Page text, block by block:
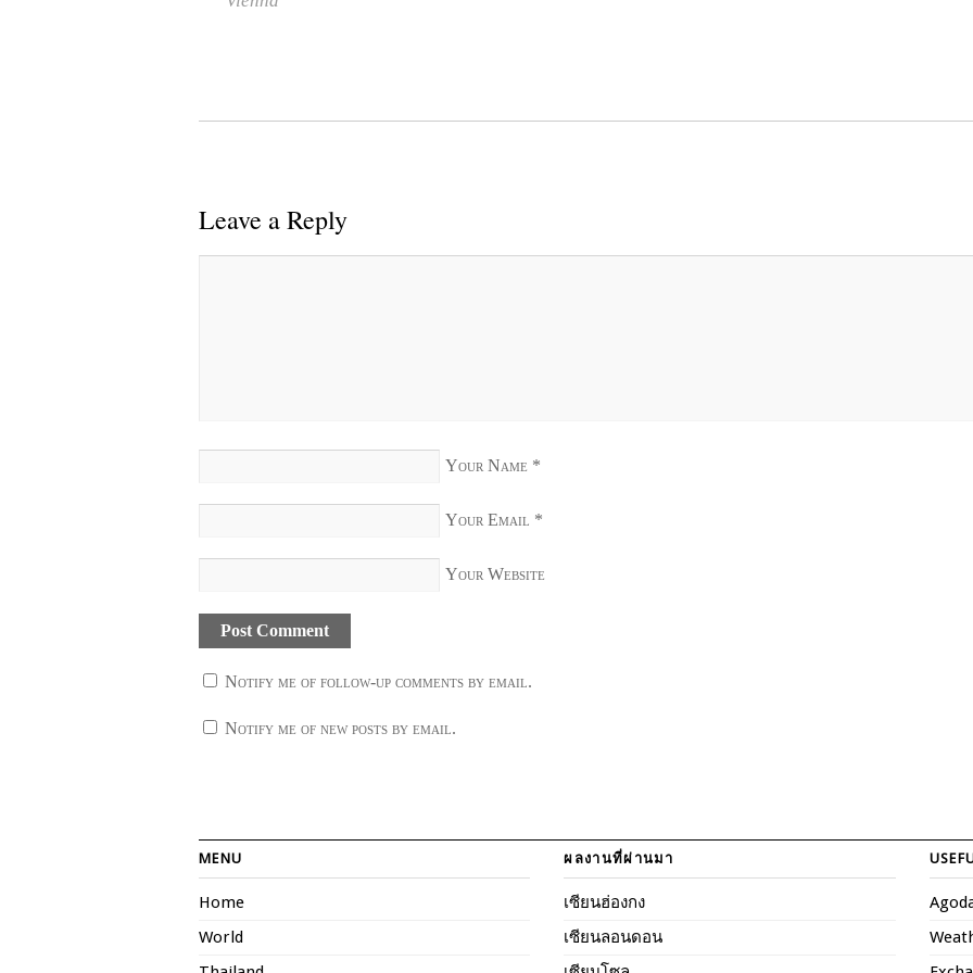
Leave a Reply
Your Name *
Your Email *
Your Website
Notify me of follow-up comments by email.
Notify me of new posts by email.
MENU
Home
World
ผลงานที่ผ่านมา
เซียนฮ่องกง
เซียนลอนดอน